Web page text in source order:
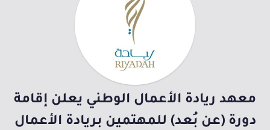
معهد ريادة الأعمال الوطني يعلن إقامة
دورة (عن بُعد) للمهتمين بريادة الأعمال